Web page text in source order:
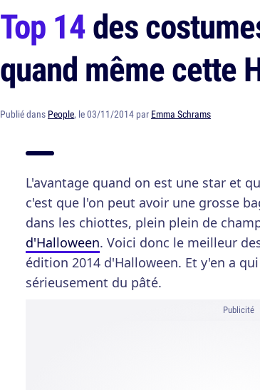
Top 14des
quand même cette
Publié dans People, le 03/11/2014 par Emma Schrams
L'avantage quand on est une star et
c'est que l'on peut avoir une grosse
dans les chiottes, plein plein de
d'Halloween. Voici donc le meilleur
édition 2014 d'Halloween. Et y'en a
sérieusement du pâté.
Publicité